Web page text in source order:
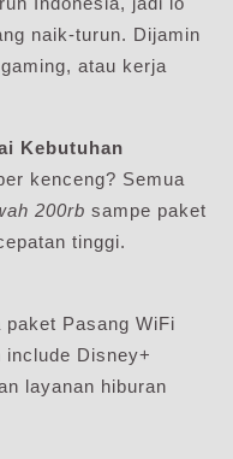
naik-turun. Dijamin
atau kerja
Kebutuhan
kenceng? Semua
200rb sampe paket
tinggi.
Pasang WiFi
include Disney+
layanan hiburan